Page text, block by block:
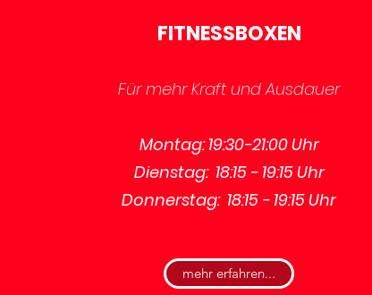
FITNESSBOXEN
Für mehr Kraft und Ausdauer
Montag: 19:30-21:00 Uhr
Dienstag: 18:15 - 19:15 Uhr
Donnerstag: 18:15 - 19:15 Uhr
mehr erfahren...